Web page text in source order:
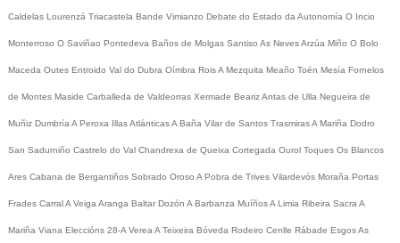
Caldelas Lourenzá Triacastela Bande Vimianzo Debate do Estado da Autonomía O Incio
Monterroso O Saviñao Pontedeva Baños de Molgas Santiso As NevesArzúa Miño O Bolo
Maceda Outes Entroido Val do Dubra Oímbra RoisA Mezquita Meaño Toén Mesía Fornelos
de Montes Maside Carballeda de Valdeorras Xermade BearizAntas de Ulla Negueira de
Muñiz Dumbría A Peroxa Illas AtlánticasA Baña Vilar de Santos TrasmirasA Mariña Dodro
San Sadurniño Castrelo do Val Chandrexa de Queixa Cortegada Ourol Toques Os Blancos
Ares Cabana de Bergantiños Sobrado Oroso A Pobra de Trives Vilardevós Moraña Portas
Frades CarralA Veiga Aranga Baltar Dozón A Barbanza MuíñosA Limia Ribeira Sacra A
Mariña Viana Eleccións 28-A Verea A Teixeira Bóveda Rodeiro Cenlle Rábade EsgosAs